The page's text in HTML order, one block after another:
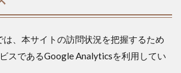
は、本サイトの訪問状況を把握するため
スであるGoogle Analyticsを利用してい